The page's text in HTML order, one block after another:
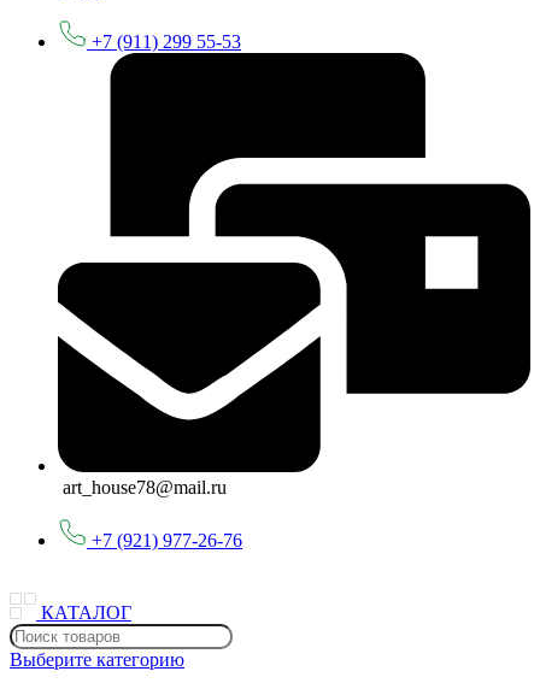
+7 (911) 299 55-53
art_house78@mail.ru
+7 (921) 977-26-76
КАТАЛОГ
Выберите категорию